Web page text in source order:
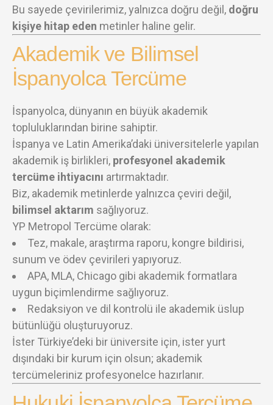
Bu sayede çevirilerimiz, yalnızca doğru değil, doğru
kişiye hitap eden metinler haline gelir.
Akademik ve Bilimsel
İspanyolca Tercüme
İspanyolca, dünyanın en büyük akademik
topluluklarından birine sahiptir.
İspanya ve Latin Amerika’daki üniversitelerle yapılan
akademik iş birlikleri, profesyonel akademik
tercüme ihtiyacını artırmaktadır.
Biz, akademik metinlerde yalnızca çeviri değil,
bilimsel aktarım sağlıyoruz.
YP Metropol Tercüme olarak:
Tez, makale, araştırma raporu, kongre bildirisi,
sunum ve ödev çevirileri yapıyoruz.
APA, MLA, Chicago gibi akademik formatlara
uygun biçimlendirme sağlıyoruz.
Redaksiyon ve dil kontrolü ile akademik üslup
bütünlüğü oluşturuyoruz.
İster Türkiye’deki bir üniversite için, ister yurt
dışındaki bir kurum için olsun; akademik
tercümeleriniz profesyonelce hazırlanır.